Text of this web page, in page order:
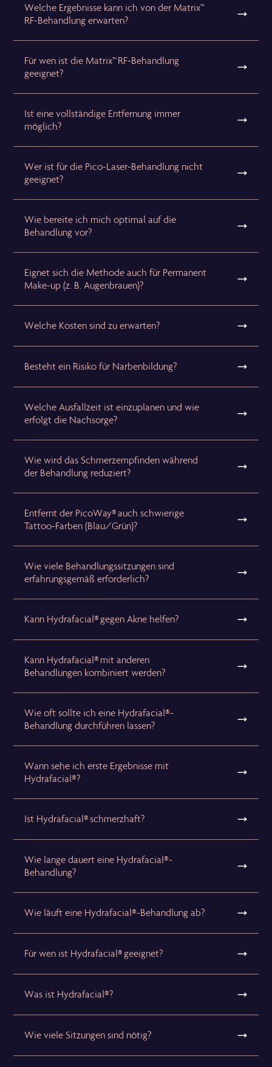
Welche Ergebnisse kann ich von der Matrix™
RF-Behandlung erwarten?
Für wen ist die Matrix™ RF-Behandlung
geeignet?
Ist eine vollständige Entfernung immer
möglich?
Wer ist für die Pico-Laser-Behandlung nicht
geeignet?
Wie bereite ich mich optimal auf die
Behandlung vor?
Eignet sich die Methode auch für Permanent
Make-up (z. B. Augenbrauen)?
Welche Kosten sind zu erwarten?
Besteht ein Risiko für Narbenbildung?
Welche Ausfallzeit ist einzuplanen und wie
erfolgt die Nachsorge?
Wie wird das Schmerzempfinden während
der Behandlung reduziert?
Entfernt der PicoWay® auch schwierige
Tattoo-Farben (Blau/Grün)?
Wie viele Behandlungssitzungen sind
erfahrungsgemäß erforderlich?
Kann Hydrafacial® gegen Akne helfen?
Kann Hydrafacial® mit anderen
Behandlungen kombiniert werden?
Wie oft sollte ich eine Hydrafacial®-
Behandlung durchführen lassen?
Wann sehe ich erste Ergebnisse mit
Hydrafacial®?
Ist Hydrafacial® schmerzhaft?
Wie lange dauert eine Hydrafacial®-
Behandlung?
Wie läuft eine Hydrafacial®-Behandlung ab?
Für wen ist Hydrafacial® geeignet?
Was ist Hydrafacial®?
Wie viele Sitzungen sind nötig?